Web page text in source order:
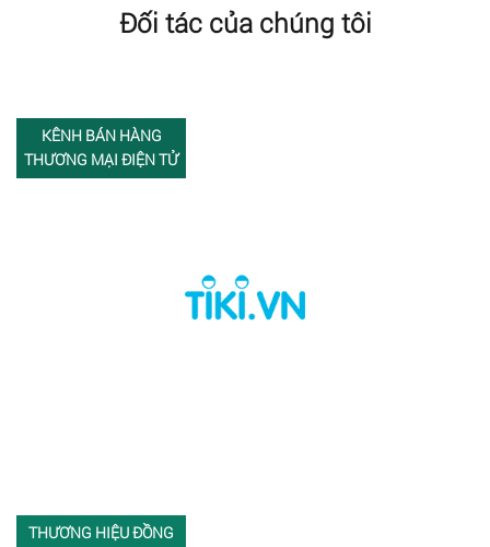
Đối tác của chúng tôi
KÊNH BÁN HÀNG
THƯƠNG MẠI ĐIỆN TỬ
THƯƠNG HIỆU ĐỒNG